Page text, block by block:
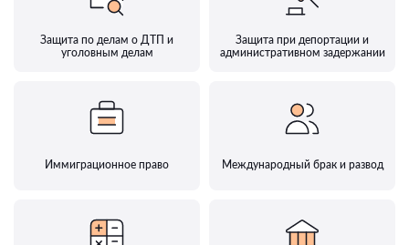
Защита по делам о ДТП и
уголовным делам
Защита при депортации и
административном задержании
Иммиграционное право Международный брак и развод